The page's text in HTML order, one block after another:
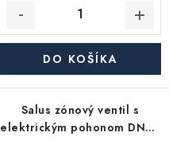
DO KOŠÍKA
Salus zónový ventil s
elektrickým pohonom DN20